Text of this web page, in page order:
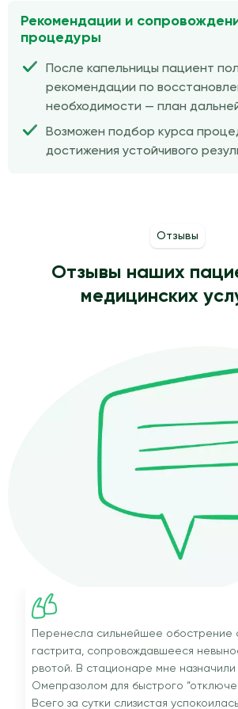
Рекомендации и
процедуры
После капельницы пациент
рекомендации по
необходимости — план
Возможен подбор курса
достижения устойчивого
Отзывы
Отзывы наших
медицинских
Перенесла сильнейшее обострение
гастрита, сопровождавшееся
рвотой. В стационаре мне назначили
Омепразолом для быстрого
Всего за сутки слизистая